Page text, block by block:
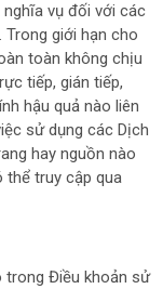
vụ đối với các
giới hạn cho
toàn không chịu
tiếp, gián tiếp,
hậu quả nào liên
sử dụng các Dịch
hay nguồn nào
truy cập qua
trong Điều khoản sử